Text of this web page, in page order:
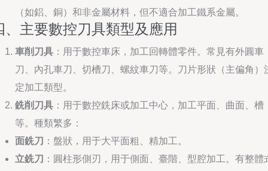
（如鋁、銅）和非金屬材料，但不適合加工鐵系金屬。
、主要數控刀具類型及應用
車削刀具 ：用于數控車床，加工回轉體零件。常見有外圓車
刀、內孔車刀、切槽刀、螺紋車刀等。刀片形狀（主偏角）
定加工類型。
銑削刀具 ：用于數控銑床或加工中心，加工平面、曲面、槽
等。種類繁多：
面銑刀 ：盤狀，用于大平面粗、精加工。
立銑刀 ：圓柱形側刃，用于側面、臺階、型腔加工。有整體